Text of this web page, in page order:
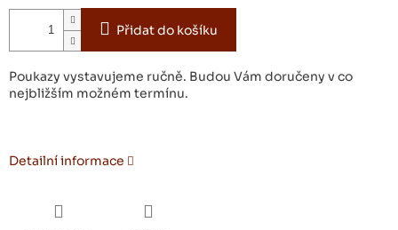
Přidat do košíku
Poukazy vystavujeme ručně. Budou Vám doručeny v co
nejbližším možném termínu.
Detailní informace